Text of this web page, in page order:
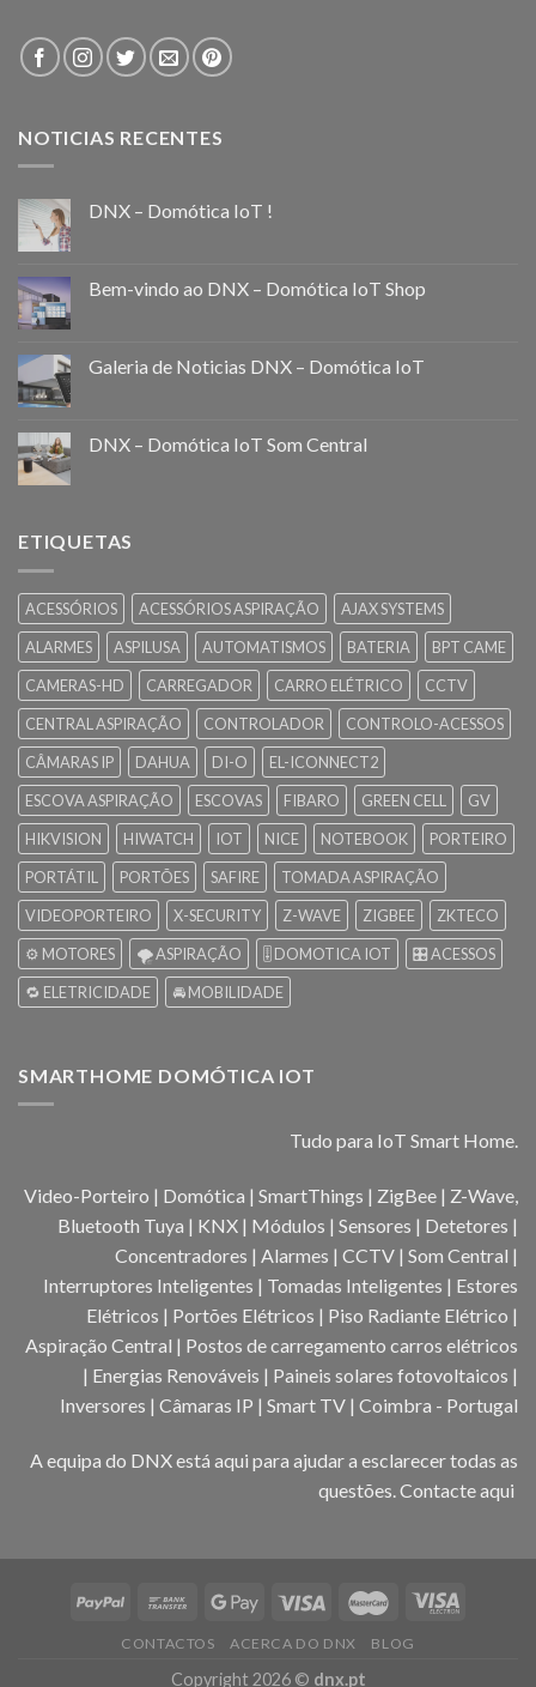
NOTICIAS RECENTES
DNX – Domótica IoT !
Bem-vindo ao DNX – Domótica IoT Shop
Galeria de Noticias DNX – Domótica IoT
DNX – Domótica IoT Som Central
ETIQUETAS
ACESSÓRIOS ACESSÓRIOS ASPIRAÇÃO
AJAX SYSTEMS
ALARMES
ASPILUSA AUTOMATISMOS BATERIA
BPT CAME
CAMERAS-HD
CARREGADOR CARRO ELÉTRICO
CCTV
CENTRAL ASPIRAÇÃO
CONTROLADOR
CONTROLO-ACESSOS
CÂMARAS IP
DAHUA DI-O
EL-ICONNECT2
ESCOVA ASPIRAÇÃO
ESCOVAS FIBARO GREEN CELL
GV
HIKVISION
HIWATCH IOT NICE NOTEBOOK
PORTEIRO
PORTÁTIL
PORTÕES SAFIRE
TOMADA ASPIRAÇÃO
VIDEOPORTEIRO
X-SECURITY Z-WAVE ZIGBEE
ZKTECO
⚙️ MOTORES
🌪️ ASPIRAÇÃO 🎚️ DOMOTICA IOT
🎛️ ACESSOS
🔁 ELETRICIDADE
🚘 MOBILIDADE
SMARTHOME DOMÓTICA IOT
Tudo para IoT Smart Home.
Video-Porteiro | Domótica | SmartThings | ZigBee | Z-Wave,
Bluetooth Tuya | KNX | Módulos | Sensores | Detetores |
Concentradores | Alarmes | CCTV | Som Central |
Interruptores Inteligentes | Tomadas Inteligentes | Estores
Elétricos | Portões Elétricos | Piso Radiante Elétrico |
Aspiração Central | Postos de carregamento carros elétricos
| Energias Renováveis | Paineis solares fotovoltaicos |
Inversores | Câmaras IP | Smart TV | Coimbra - Portugal
A equipa do DNX está aqui para ajudar a esclarecer todas as
questões.Contacte aqui
CONTACTOS ACERCA DO DNX BLOG
Copyright 2026 © dnx.pt